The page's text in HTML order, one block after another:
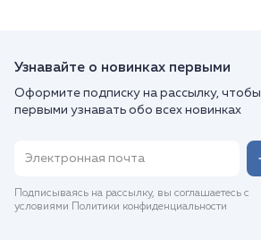
Узнавайте о новинках первыми
Оформите подписку на рассылку, чтобы
первыми узнавать обо всех новинках
Подписываясь на рассылку, вы соглашаетесь с
условиями Политики конфиденциальности